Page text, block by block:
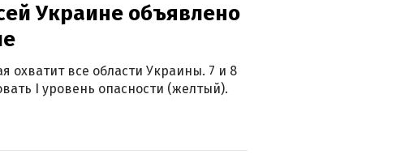
Украине объявлено
охватит все области Украины. 7 и 8
I уровень опасности (желтый).